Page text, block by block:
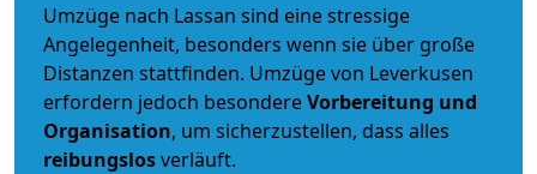
Umzüge nach Lassan sind eine stressige
Angelegenheit, besonders wenn sie über große
Distanzen stattfinden. Umzüge von Leverkusen
erfordern jedoch besondereVorbereitung und
Organisation, um sicherzustellen, dass alles
reibungslosverläuft.